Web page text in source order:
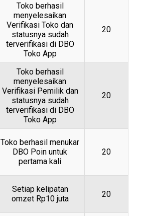
Toko berhasil
menyelesaikan
Verifikasi Toko dan
statusnya sudah
terverifikasi di DBO
Toko App
20
Toko berhasil
menyelesaikan
Verifikasi Pemilik dan
statusnya sudah
terverifikasi di DBO
Toko App
20
Toko berhasil menukar
DBO Poin untuk
pertama kali
20
Setiap kelipatan
omzet Rp10 juta
20